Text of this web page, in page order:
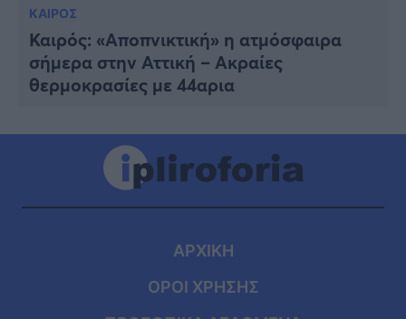
ΚΑΙΡΟΣ
Καιρός: «Αποπνικτική» η ατμόσφαιρα
σήμερα στην Αττική – Ακραίες
θερμοκρασίες με 44αρια
ΑΡΧΙΚΗ
ΟΡΟΙ ΧΡΗΣΗΣ